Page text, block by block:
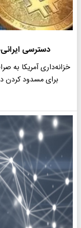
دسترسی
خزانه‌داری آمریکا به
برای مسدود